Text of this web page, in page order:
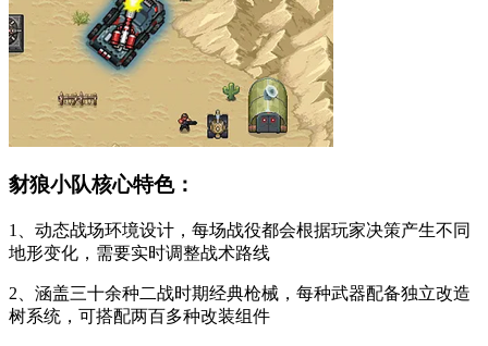
豺狼小队核心特色：
1、动态战场环境设计，每场战役都会根据玩家决策产生不同
地形变化，需要实时调整战术路线
2、涵盖三十余种二战时期经典枪械，每种武器配备独立改造
树系统，可搭配两百多种改装组件